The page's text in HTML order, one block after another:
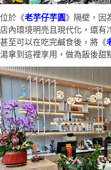
位於《老芋仔芋圓》隔壁，因
店內環境明亮且現代化，還有
甚至可以在吃完鹹食後，將《
湯拿到這裡享用，做為飯後甜